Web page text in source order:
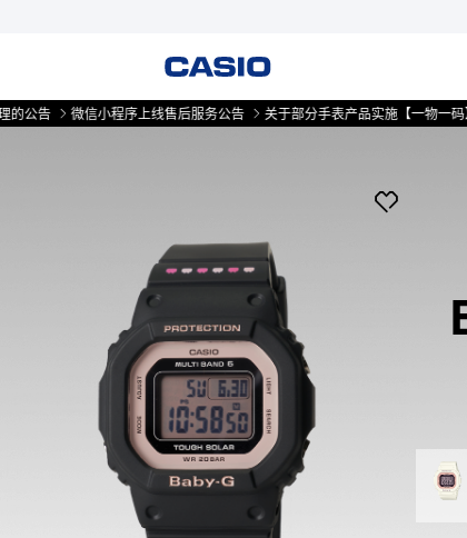
微信小程序上线售后服务公告 关于部分手表产品实施【一物一码】管理